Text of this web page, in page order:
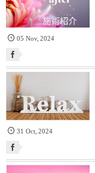
05 Nov,2024
31 Oct,2024